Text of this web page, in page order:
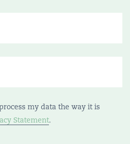
my data the way it is
Statement.